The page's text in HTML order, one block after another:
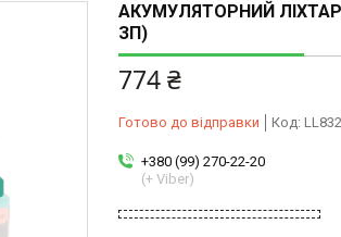
АКУМУЛЯТОРНИЙ ЛІХТАР
ЗП)
774 ₴
Готово до відправки Код:
+380 (99) 270-22-20
(+ Viber)